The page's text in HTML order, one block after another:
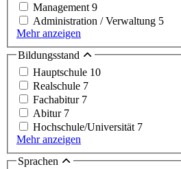
Management 9
Administration / Verwaltung 5
Mehr anzeigen
Bildungsstand
Hauptschule 10
Realschule 7
Fachabitur 7
Abitur 7
Hochschule/Universität 7
Mehr anzeigen
Sprachen